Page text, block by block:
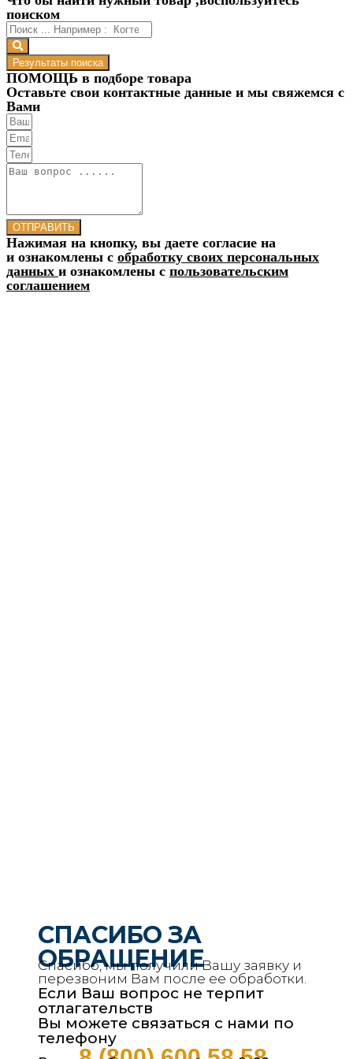
поиском
Результаты поиска
ПОМОЩЬ в подборе товара
Оставьте свои контактные данные и мы свяжемся с
Вами
ОТПРАВИТЬ
Нажимая на кнопку, вы даете согласие на
и ознакомлены с обработку своих персональных
данных и ознакомлены с пользовательским
соглашением
СПАСИБО ЗА
ОБРАЩЕНИЕ
Спасибо, мы получили Вашу заявку и
перезвоним Вам после ее обработки.
Если Ваш вопрос не терпит
отлагательств
Вы можете связаться с нами по
телефону